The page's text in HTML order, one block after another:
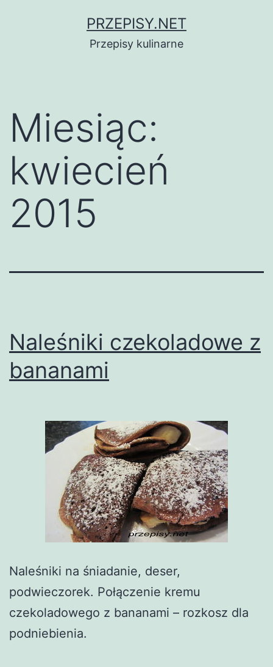
PRZEPISY.NET
Przepisy kulinarne
Miesiąc:
kwiecień
2015
Naleśniki czekoladowe z
bananami
Naleśniki na śniadanie, deser,
podwieczorek. Połączenie kremu
czekoladowego z bananami – rozkosz dla
podniebienia.